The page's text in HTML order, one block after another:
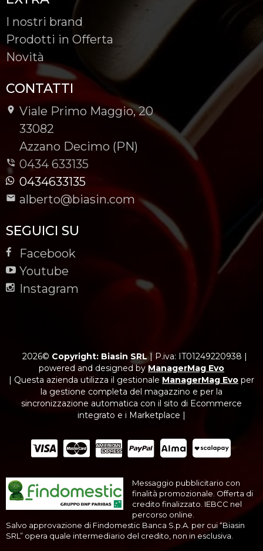
I nostri brand
Prodotti in Offerta
Novità
CONTATTI
Viale Primo Maggio, 20
-
33082
-
Azzano Decimo (PN)
0434 633135
0434633135
alberto@biasin.com
SEGUICI SU
Facebook
Youtube
Instagram
2026© Copyright: Biasin SRL| P.iva: IT01249220938 |
powered and designed by ManagerMag Evo
| Questa azienda utilizza il gestionale ManagerMag Evo per
la gestione completa del magazzino e per la
sincronizzazione automatica con il sito di Ecommerce
integrato e i Marketplace |
Messaggio pubblicitario con
finalità promozionale. Offerta di
credito finalizzato. IEBCC nel
percorso online.
Salvo approvazione di Findomestic Banca S.p.A. per cui “Biasin
SRL” opera quale intermediario del credito, non in esclusiva.